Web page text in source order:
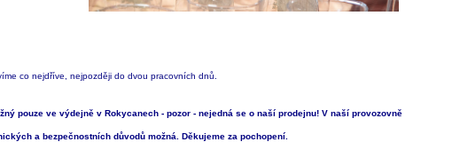
co nejdříve, nejpozdějido dvou pracovních dnů.
pouze ve výdejně v Rokycanech - pozor - nejedná se o naší prodejnu! V naší provozovně
a bezpečnostních důvodů možná. Děkujeme za pochopení.